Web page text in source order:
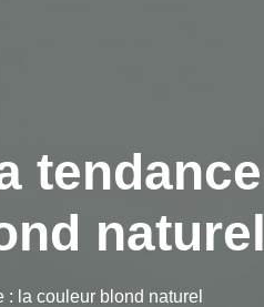
tendance
naturel
la couleur blond naturel